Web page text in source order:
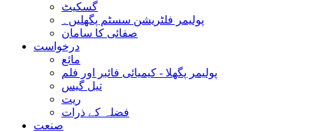
گسکیٹ
پولیمر فلٹریشن سسٹم پگھلیں۔
صفائی کا سامان
درخواست
مائع
پولیمر پگھلا - کیمیائی فائبر اور فلم
تیل گیس
ریت
فضلہ کے ذرات
صنعت